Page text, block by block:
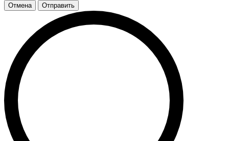
Отмена Отправить